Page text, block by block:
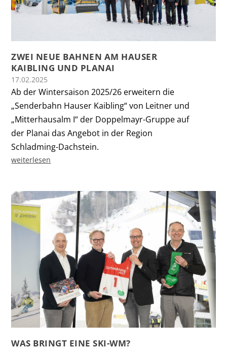
ZWEI NEUE BAHNEN AM HAUSER
KAIBLING UND PLANAI
17.02.2025
Ab der Wintersaison 2025/26 erweitern die
„Senderbahn Hauser Kaibling“ von Leitner und
„Mitterhausalm I“ der Doppelmayr-Gruppe auf
der Planai das Angebot in der Region
Schladming-Dachstein.
weiterlesen
WAS BRINGT EINE SKI-WM?